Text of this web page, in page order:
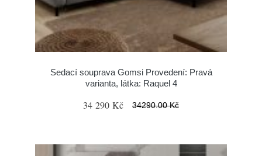
Sedací souprava Gomsi Provedení: Pravá
varianta, látka: Raquel 4
34 290 Kč 34290.00 Kč